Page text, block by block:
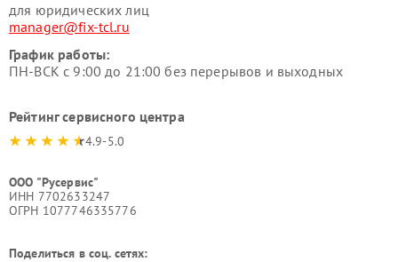
для юридических лиц
manager@fix-tcl.ru
График работы:
ПН-ВСК с 9:00 до 21:00 без перерывов и выходных
Рейтинг сервисного центра
4.9-5.0
ООО "Русервис"
ИНН 7702633247
ОГРН 1077746335776
Поделиться в соц. сетях: